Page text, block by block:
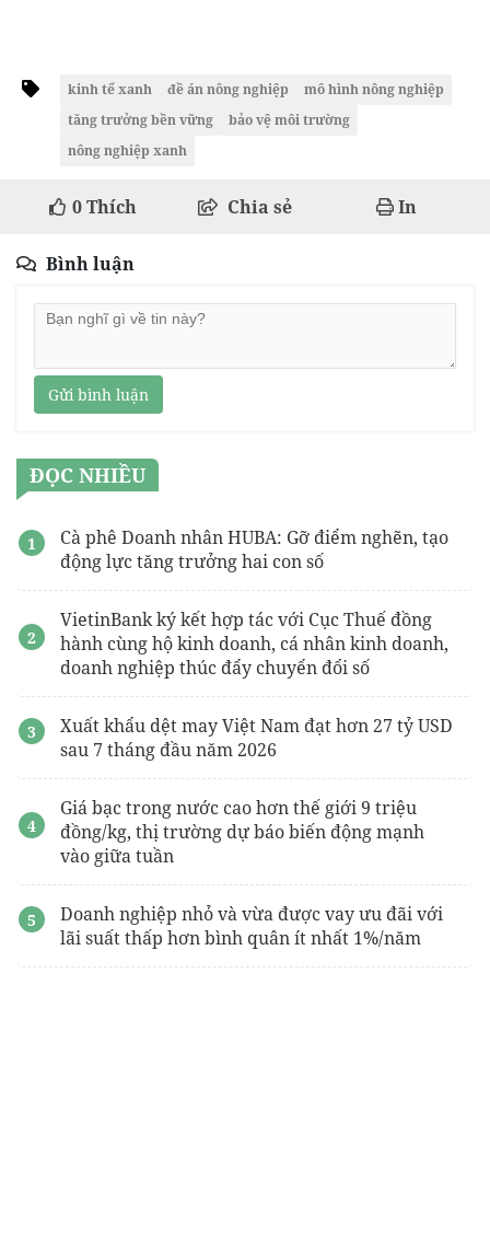
kinh tế xanh đề án nông nghiệp
mô hình nông nghiệp
tăng trưởng bền vững
bảo vệ môi trường
nông nghiệp xanh
0Thích Chia sẻ In
Bình luận
Gửi bình luận
ĐỌC NHIỀU
Cà phê Doanh nhân HUBA: Gỡ điểm nghẽn, tạo
động lực tăng trưởng hai con số
VietinBank ký kết hợp tác với Cục Thuế đồng
hành cùng hộ kinh doanh, cá nhân kinh doanh,
doanh nghiệp thúc đẩy chuyển đổi số
Xuất khẩu dệt may Việt Nam đạt hơn 27 tỷ USD
sau 7 tháng đầu năm 2026
Giá bạc trong nước cao hơn thế giới 9 triệu
đồng/kg, thị trường dự báo biến động mạnh
vào giữa tuần
Doanh nghiệp nhỏ và vừa được vay ưu đãi với
lãi suất thấp hơn bình quân ít nhất 1%/năm